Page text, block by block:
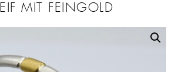
MIT FEINGOLD